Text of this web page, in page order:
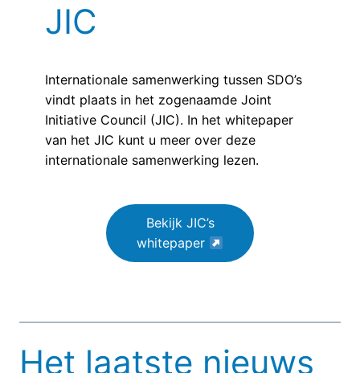
JIC
Internationale samenwerking tussen SDO’s
vindt plaats in het zogenaamde Joint
Initiative Council (JIC). In het whitepaper
van het JIC kunt u meer over deze
internationale samenwerking lezen.
Bekijk JIC’s
whitepaper
Het laatste nieuws